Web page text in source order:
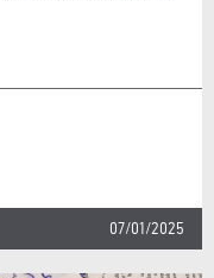
07/01/2025